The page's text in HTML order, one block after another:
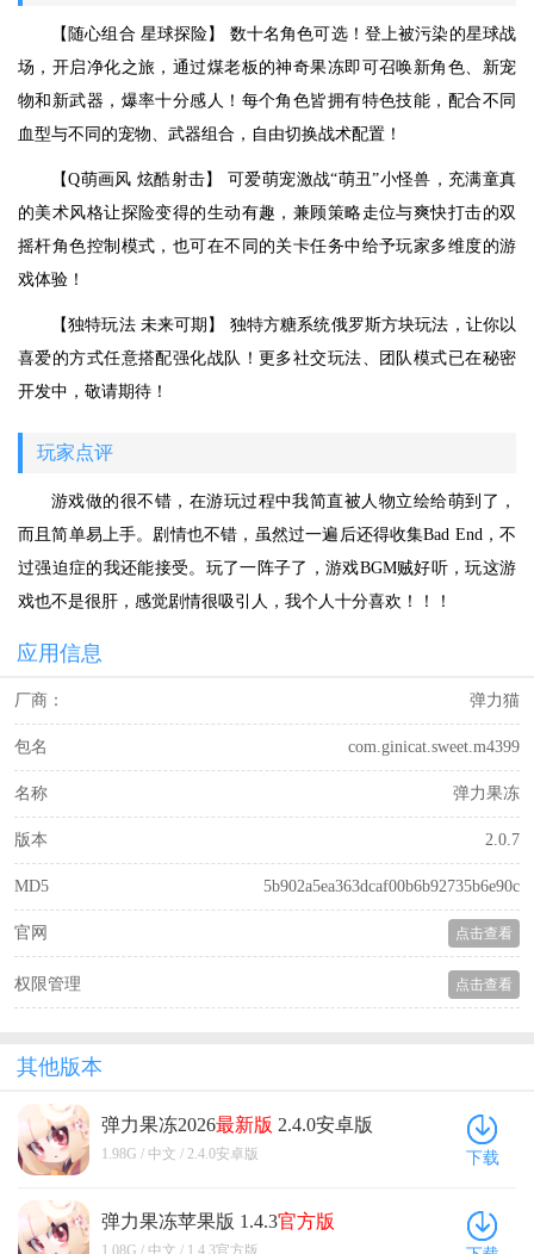
【随心组合 星球探险】 数十名角色可选！登上被污染的星球战
场，开启净化之旅，通过煤老板的神奇果冻即可召唤新角色、新宠
物和新武器，爆率十分感人！每个角色皆拥有特色技能，配合不同
血型与不同的宠物、武器组合，自由切换战术配置！
【Q萌画风 炫酷射击】 可爱萌宠激战“萌丑”小怪兽，充满童真
的美术风格让探险变得的生动有趣，兼顾策略走位与爽快打击的双
摇杆角色控制模式，也可在不同的关卡任务中给予玩家多维度的游
戏体验！
【独特玩法 未来可期】 独特方糖系统俄罗斯方块玩法，让你以
喜爱的方式任意搭配强化战队！更多社交玩法、团队模式已在秘密
开发中，敬请期待！
玩家点评
游戏做的很不错，在游玩过程中我简直被人物立绘给萌到了，
而且简单易上手。剧情也不错，虽然过一遍后还得收集Bad End，不
过强迫症的我还能接受。玩了一阵子了，游戏BGM贼好听，玩这游
戏也不是很肝，感觉剧情很吸引人，我个人十分喜欢！！！
应用信息
厂商： 弹力猫
包名 com.ginicat.sweet.m4399
名称 弹力果冻
版本 2.0.7
MD5 5b902a5ea363dcaf00b6b92735b6e90c
官网 点击查看
权限管理 点击查看
其他版本
弹力果冻2026最新版 2.4.0安卓版
1.98G / 中文 / 2.4.0安卓版 下载
弹力果冻苹果版 1.4.3官方版